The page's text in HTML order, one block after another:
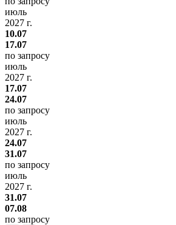
июль
2027 г.
10.07
17.07
по запросу
июль
2027 г.
17.07
24.07
по запросу
июль
2027 г.
24.07
31.07
по запросу
июль
2027 г.
31.07
07.08
по запросу